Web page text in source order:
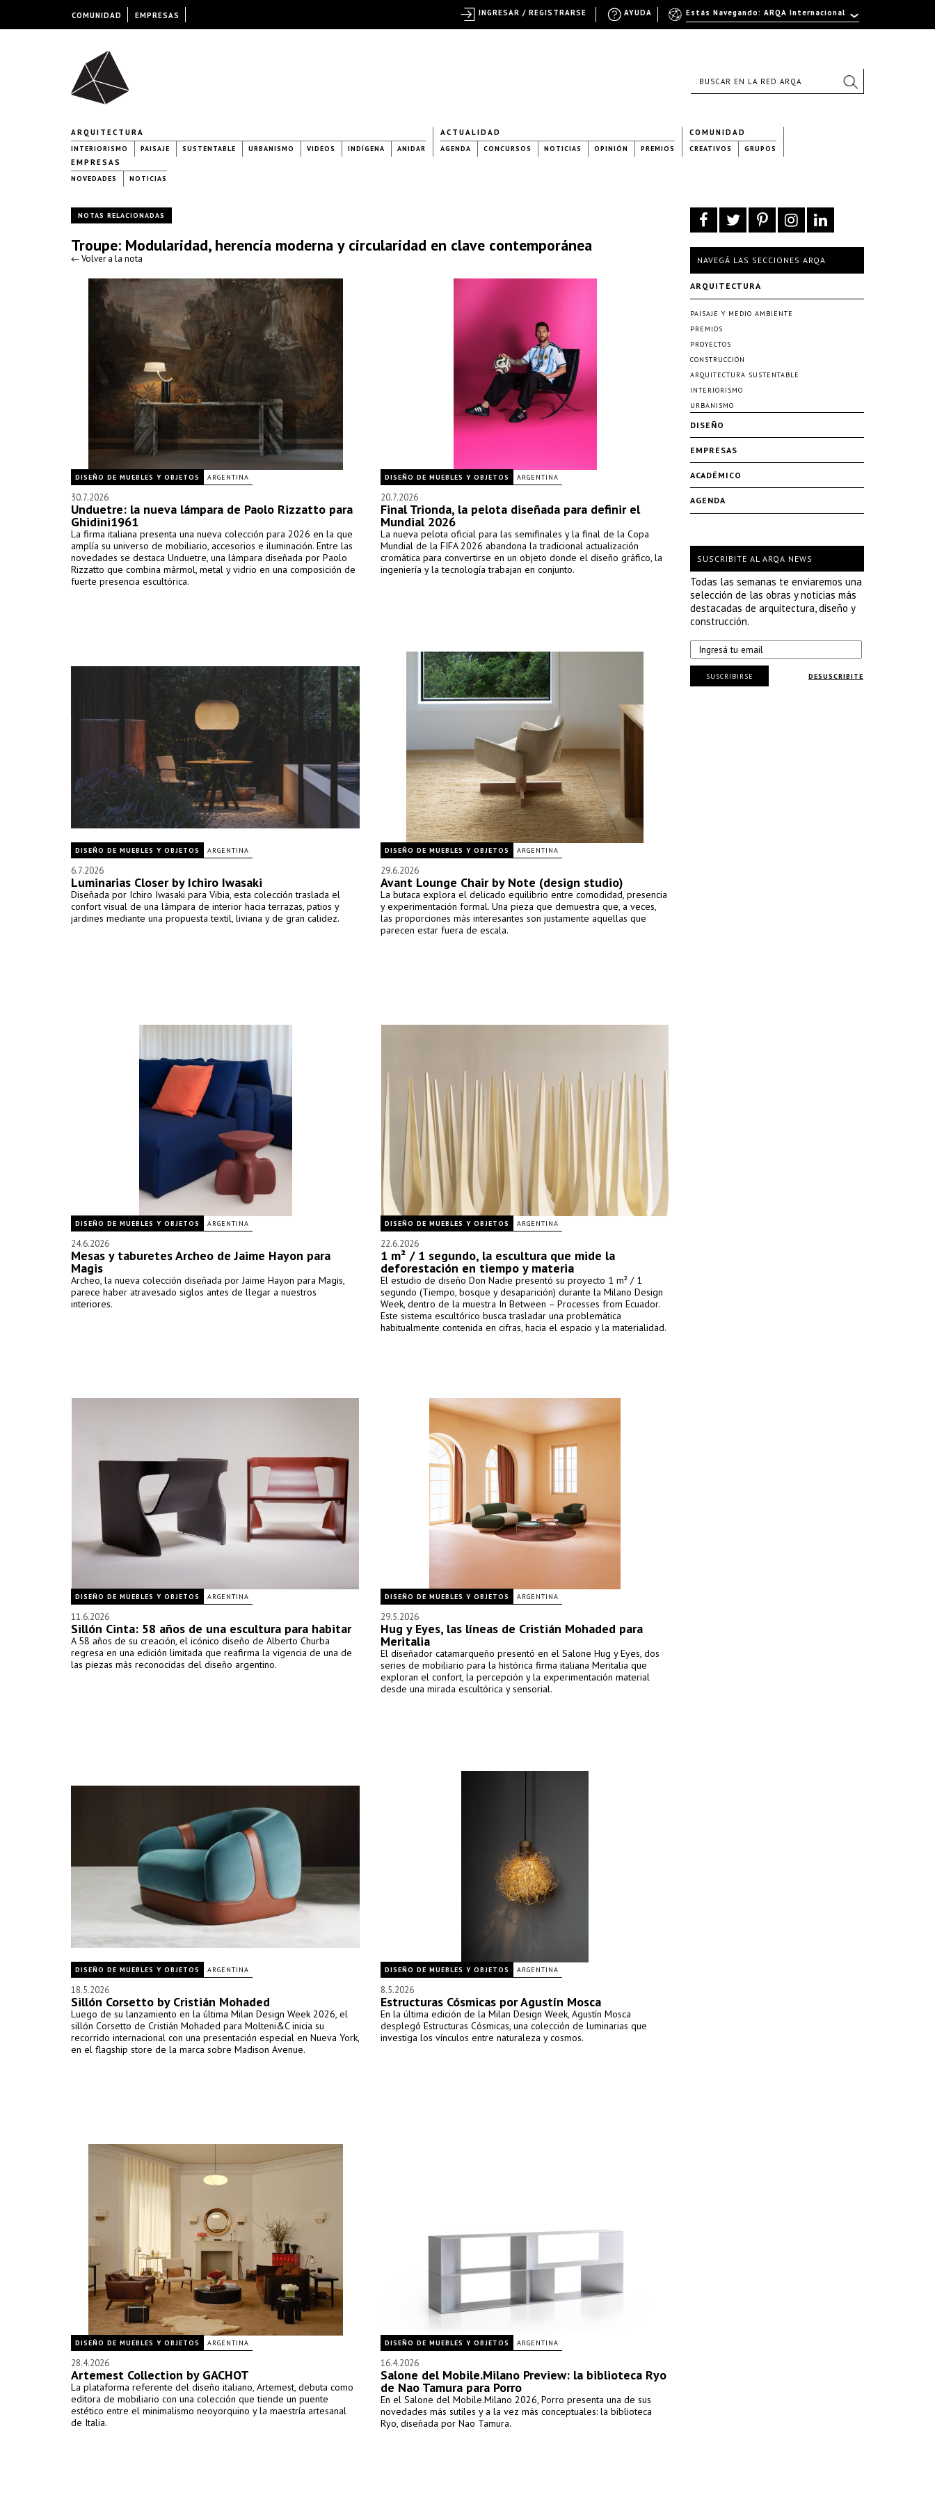
ARQUITECTURA
INTERIORISMO PAISAJE SUSTENTABLE URBANISMO VIDEOS INDÍGENA ANIDAR
ACTUALIDAD
AGENDA CONCURSOS NOTICIAS OPINIÓN PREMIOS
COMUNIDAD
CREATIVOS GRUPOS
EMPRESAS
NOVEDADES NOTICIAS
NOTAS RELACIONADAS
Troupe: Modularidad, herencia moderna y circularidad en clave contemporánea
← Volver a la nota
DISEÑO DE MUEBLES Y OBJETOS ARGENTINA
30.7.2026
Unduetre: la nueva lámpara de Paolo Rizzatto para
Ghidini1961
La firma italiana presenta una nueva colección para 2026 en la que
amplía su universo de mobiliario, accesorios e iluminación. Entre las
novedades se destaca Unduetre, una lámpara diseñada por Paolo
Rizzatto que combina mármol, metal y vidrio en una composición de
fuerte presencia escultórica.
DISEÑO DE MUEBLES Y OBJETOS ARGENTINA
20.7.2026
Final Trionda, la pelota diseñada para definir el
Mundial 2026
La nueva pelota oficial para las semifinales y la final de la Copa
Mundial de la FIFA 2026 abandona la tradicional actualización
cromática para convertirse en un objeto donde el diseño gráfico, la
ingeniería y la tecnología trabajan en conjunto.
DISEÑO DE MUEBLES Y OBJETOS ARGENTINA
6.7.2026
Luminarias Closer by Ichiro Iwasaki
Diseñada por Ichiro Iwasaki para Vibia, esta colección traslada el
confort visual de una lámpara de interior hacia terrazas, patios y
jardines mediante una propuesta textil, liviana y de gran calidez.
DISEÑO DE MUEBLES Y OBJETOS ARGENTINA
29.6.2026
Avant Lounge Chair by Note (design studio)
La butaca explora el delicado equilibrio entre comodidad, presencia
y experimentación formal. Una pieza que demuestra que, a veces,
las proporciones más interesantes son justamente aquellas que
parecen estar fuera de escala.
DISEÑO DE MUEBLES Y OBJETOS ARGENTINA
24.6.2026
Mesas y taburetes Archeo de Jaime Hayon para
Magis
Archeo, la nueva colección diseñada por Jaime Hayon para Magis,
parece haber atravesado siglos antes de llegar a nuestros
interiores.
DISEÑO DE MUEBLES Y OBJETOS ARGENTINA
22.6.2026
1 m² / 1 segundo, la escultura que mide la
deforestación en tiempo y materia
El estudio de diseño Don Nadie presentó su proyecto 1 m² / 1
segundo (Tiempo, bosque y desaparición) durante la Milano Design
Week, dentro de la muestra In Between – Processes from Ecuador.
Este sistema escultórico busca trasladar una problemática
habitualmente contenida en cifras, hacia el espacio y la materialidad.
DISEÑO DE MUEBLES Y OBJETOS ARGENTINA
11.6.2026
Sillón Cinta: 58 años de una escultura para habitar
A 58 años de su creación, el icónico diseño de Alberto Churba
regresa en una edición limitada que reafirma la vigencia de una de
las piezas más reconocidas del diseño argentino.
DISEÑO DE MUEBLES Y OBJETOS ARGENTINA
29.5.2026
Hug y Eyes, las líneas de Cristián Mohaded para
Meritalia
El diseñador catamarqueño presentó en el Salone Hug y Eyes, dos
series de mobiliario para la histórica firma italiana Meritalia que
exploran el confort, la percepción y la experimentación material
desde una mirada escultórica y sensorial.
DISEÑO DE MUEBLES Y OBJETOS ARGENTINA
18.5.2026
Sillón Corsetto by Cristián Mohaded
Luego de su lanzamiento en la última Milan Design Week 2026, el
sillón Corsetto de Cristián Mohaded para Molteni&C inicia su
recorrido internacional con una presentación especial en Nueva York,
en el flagship store de la marca sobre Madison Avenue.
DISEÑO DE MUEBLES Y OBJETOS ARGENTINA
8.5.2026
Estructuras Cósmicas por Agustín Mosca
En la última edición de la Milan Design Week, Agustín Mosca
desplegó Estructuras Cósmicas, una colección de luminarias que
investiga los vínculos entre naturaleza y cosmos.
DISEÑO DE MUEBLES Y OBJETOS ARGENTINA
28.4.2026
Artemest Collection by GACHOT
La plataforma referente del diseño italiano, Artemest, debuta como
editora de mobiliario con una colección que tiende un puente
estético entre el minimalismo neoyorquino y la maestría artesanal
de Italia.
DISEÑO DE MUEBLES Y OBJETOS ARGENTINA
16.4.2026
Salone del Mobile.Milano Preview: la biblioteca Ryo
de Nao Tamura para Porro
En el Salone del Mobile.Milano 2026, Porro presenta una de sus
novedades más sutiles y a la vez más conceptuales: la biblioteca
Ryo, diseñada por Nao Tamura.
NAVEGÁ LAS SECCIONES ARQA
ARQUITECTURA
PAISAJE Y MEDIO AMBIENTE
PREMIOS
PROYECTOS
CONSTRUCCIÓN
ARQUITECTURA SUSTENTABLE
INTERIORISMO
URBANISMO
DISEÑO
EMPRESAS
ACADÉMICO
AGENDA
SUSCRIBITE AL ARQA NEWS
Todas las semanas te enviaremos una
selección de las obras y noticias más
destacadas de arquitectura, diseño y
construcción.
DESUSCRIBITE
SUSCRIBIRSE
COMUNIDAD EMPRESAS Estás Navegando: ARQA Internacional
AYUDA
INGRESAR / REGISTRARSE